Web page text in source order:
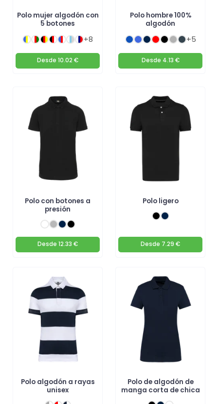
Polo mujer algodón con
5 botones
+8
Desde 10.02 €
Polo hombre 100%
algodón
+5
Desde 4.13 €
Polo con botones a
presión
Desde 12.33 €
Polo ligero
Desde 7.29 €
Polo algodón a rayas
unisex
Polo de algodón de
manga corta de chica